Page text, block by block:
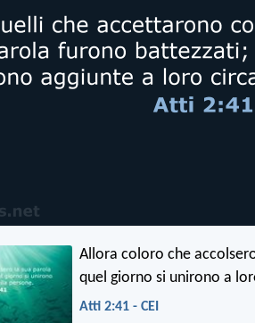
Allora coloro che
quel giorno si unirono a
Atti 2:41 - CEI